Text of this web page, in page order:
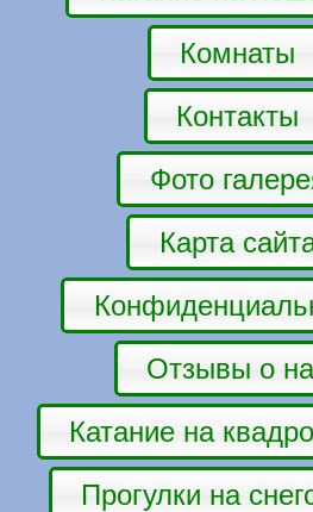
Комнаты
Контакты
Фото
Карта
Отзывы о
Катание на
Прогулки на